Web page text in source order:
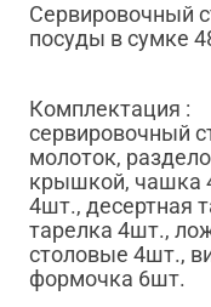
Сервировочный
посуды в сумке
Комплектация :
сервировочный
молоток,
крышкой, чашка
4шт., десертная
тарелка 4шт.,
столовые 4шт.,
формочка 6шт.